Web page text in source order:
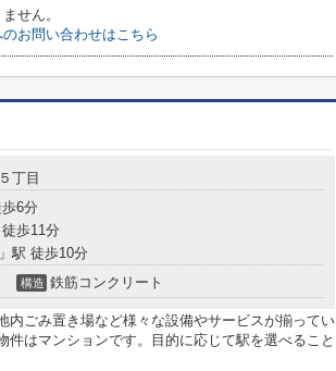
せん。
お問い合わせはこちら
５丁目
歩6分
徒歩11分
」駅 徒歩10分
構造 鉄筋コンクリート
内ごみ置き場など様々な設備やサービスが揃ってい
件はマンションです。目的に応じて駅を選べること